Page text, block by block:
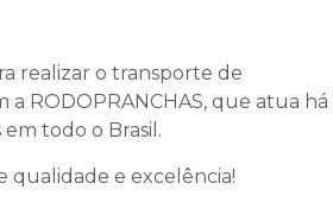
realizar o transporte de
RODOPRANCHAS, que atua há
todo o Brasil.
qualidade e excelência!